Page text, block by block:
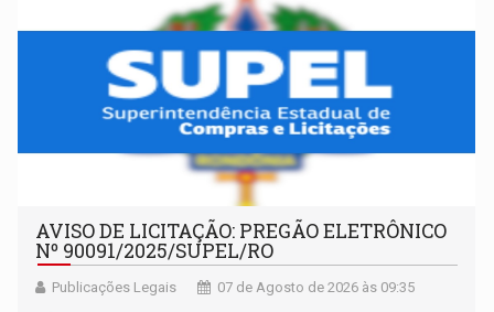
AVISO DE LICITAÇÃO: PREGÃO ELETRÔNICO
Nº 90091/2025/SUPEL/RO
Publicações Legais 07 de Agosto de 2026 às 09:35